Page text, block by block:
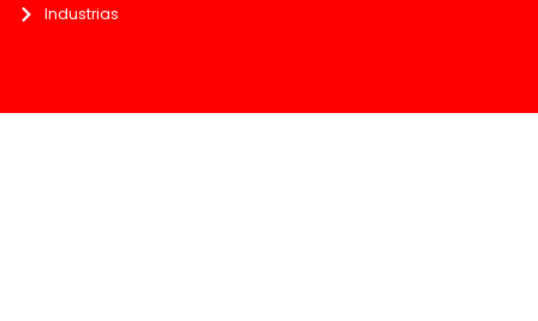
Industrias